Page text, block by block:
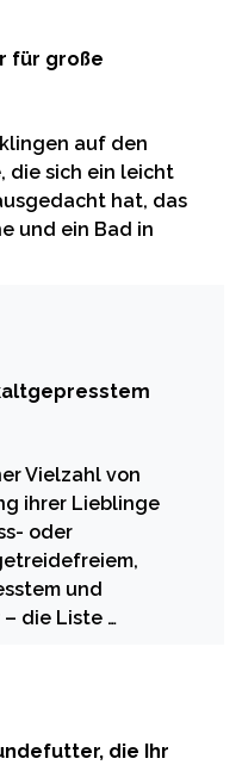
für große
auf den
die sich ein leicht
hat, das
und ein Bad in
Vielzahl von
ihrer Lieblinge
oder
und
die Liste …
die Ihr